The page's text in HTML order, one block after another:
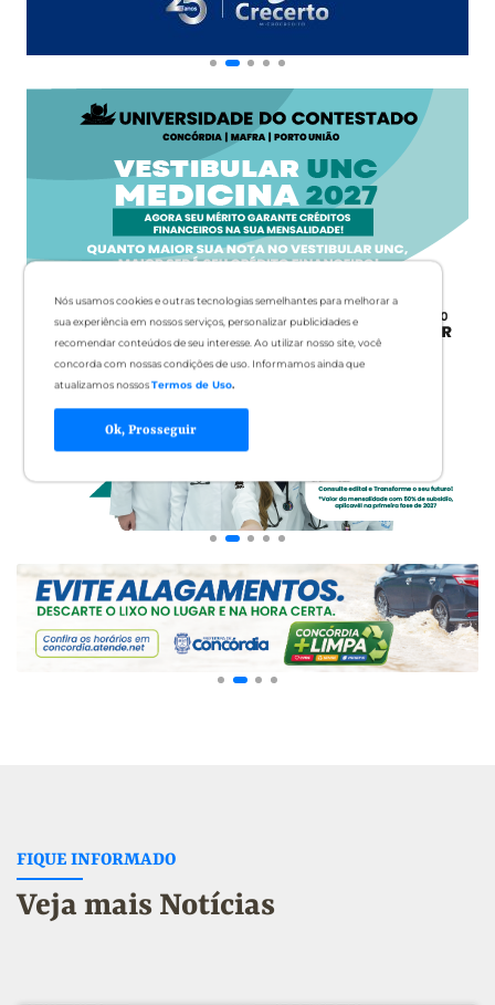
Nós usamos cookies e outras tecnologias semelhantes para melhorar a
sua experiência em nossos serviços, personalizar publicidades e
recomendar conteúdos de seu interesse. Ao utilizar nosso site, você
concorda com nossas condições de uso. Informamos ainda que
atualizamos nossosTermos de Uso.
Ok, Prosseguir
FIQUE INFORMADO
Veja mais Notícias